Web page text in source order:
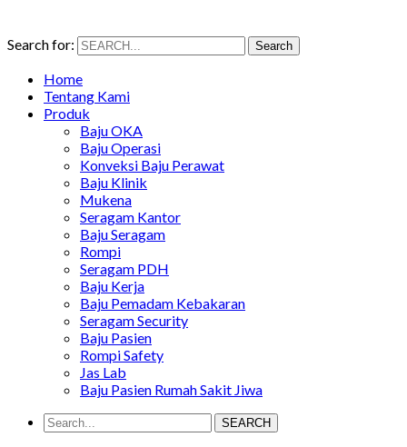
Search for: Search
Home
Tentang Kami
Produk
Baju OKA
Baju Operasi
Konveksi Baju Perawat
Baju Klinik
Mukena
Seragam Kantor
Baju Seragam
Rompi
Seragam PDH
Baju Kerja
Baju Pemadam Kebakaran
Seragam Security
Baju Pasien
Rompi Safety
Jas Lab
Baju Pasien Rumah Sakit Jiwa
SEARCH